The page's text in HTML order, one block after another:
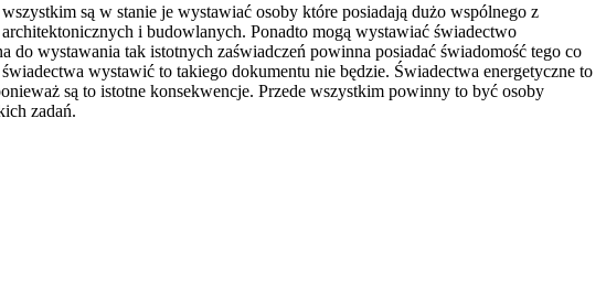
są w stanie je wystawiać osoby które posiadają dużo wspólnego z
i budowlanych. Ponadto mogą wystawiać świadectwo
wystawania tak istotnych zaświadczeń powinna posiadać świadomość tego co
wystawić to takiego dokumentu nie będzie. Świadectwa energetyczne to
są to istotne konsekwencje. Przede wszystkim powinny to być osoby
zadań.